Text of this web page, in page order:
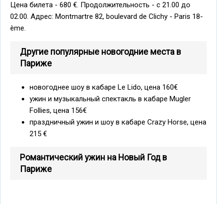
Цена билета - 680 €. Продолжительность - с 21.00 до
02.00. Адрес: Montmartre 82, boulevard de Clichy - Paris 18-
ème.
Другие популярные новогодние места в
Париже
новогоднее шоу в кабаре Le Lido, цена 160€
ужин и музыкальный спектакль в кабаре Mugler
Follies, цена 156€
праздничный ужин и шоу в кабаре Crazy Horse, цена
215 €
Романтический ужин на Новый Год в
Париже